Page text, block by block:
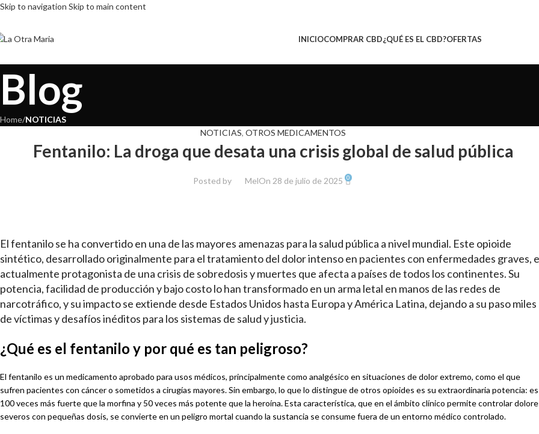
Skip to navigation Skip to main content
INICIOCOMPRAR CBD¿QUÉ ES EL CBD?OFERTAS
Blog
Home/NOTICIAS
NOTICIAS,OTROS MEDICAMENTOS
Fentanilo: La droga que desata una crisis global de salud pública
Posted by MelOn 28 de julio de 2025 0
El fentanilo se ha convertido en una de las mayores amenazas para la salud pública a nivel mundial. Este opioide
sintético, desarrollado originalmente para el tratamiento del dolor intenso en pacientes con enfermedades graves,
actualmente protagonista de una crisis de sobredosis y muertes que afecta a países de todos los continentes. Su
potencia, facilidad de producción y bajo costo lo han transformado en un arma letal en manos de las redes de
narcotráfico, y su impacto se extiende desde Estados Unidos hasta Europa y América Latina, dejando a su paso miles
de víctimas y desafíos inéditos para los sistemas de salud y justicia.
¿Qué es el fentanilo y por qué es tan peligroso?
El fentanilo es un medicamento aprobado para usos médicos, principalmente como analgésico en situaciones de dolor extremo, como el que
sufren pacientes con cáncer o sometidos a cirugías mayores. Sin embargo, lo que lo distingue de otros opioides es su extraordinaria potencia: es
100 veces más fuerte que la morfina y 50 veces más potente que la heroína. Esta característica, que en el ámbito clínico permite controlar
severos con pequeñas dosis, se convierte en un peligro mortal cuando la sustancia se consume fuera de un entorno médico controlado.